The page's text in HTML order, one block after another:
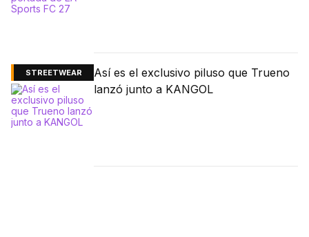
STREETWEAR
Así es el exclusivo piluso que Trueno
lanzó junto a KANGOL